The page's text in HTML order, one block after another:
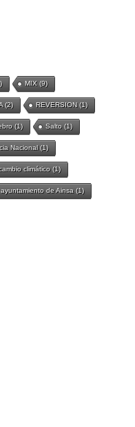
MIX(9)
(2) REVERSION(1)
(1) Salto(1)
Nacional(1)
climático(1)
ayuntamiento de Ainsa(1)